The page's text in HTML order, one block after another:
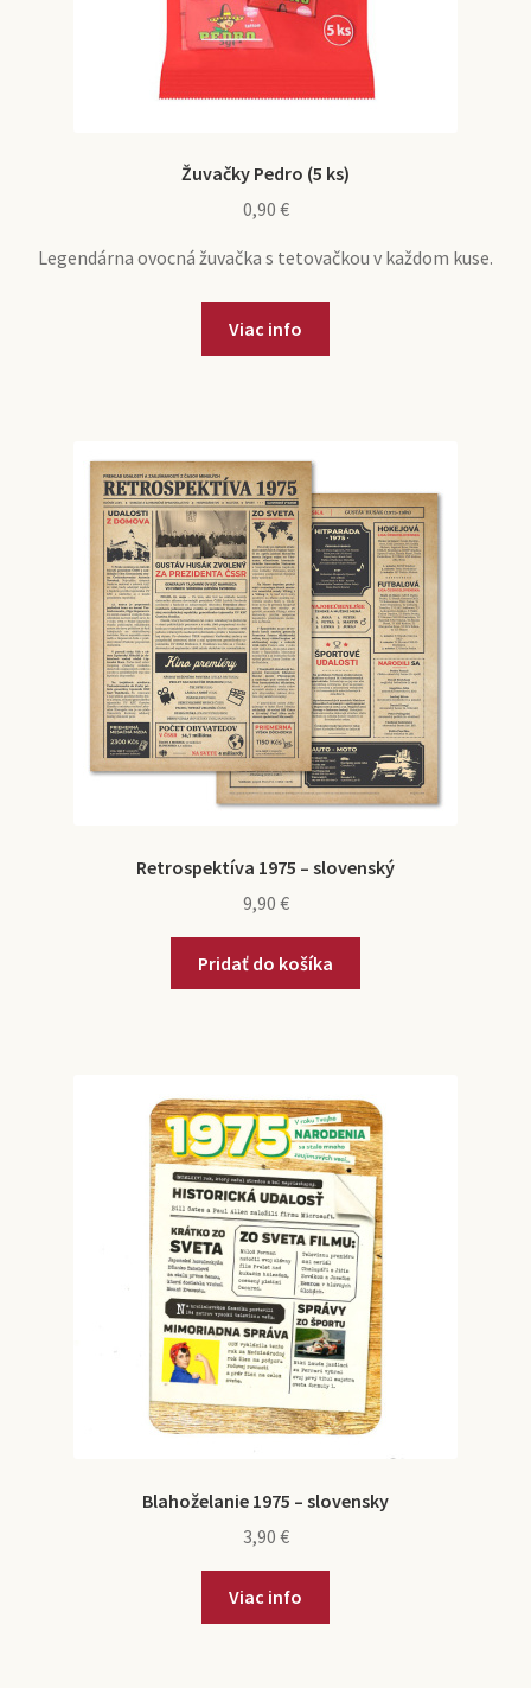
Žuvačky Pedro (5 ks)
0,90 €
Legendárna ovocná žuvačka s tetovačkou v každom kuse.
Viac info
Retrospektíva 1975 – slovenský
9,90 €
Pridať do košíka
Blahoželanie 1975 – slovensky
3,90 €
Viac info